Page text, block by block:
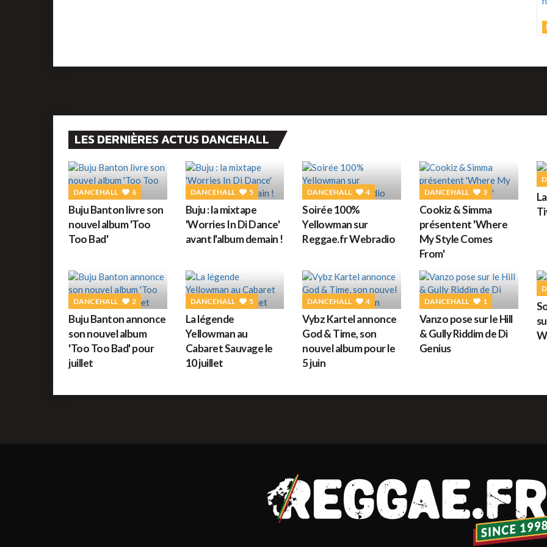
LES DERNIÈRES ACTUS DANCEHALL
DANCEHALL 6
Buju Banton livre son
nouvel album 'Too
Too Bad'
DANCEHALL 5
Buju : la mixtape
'Worries In Di Dance'
avant l'album demain !
DANCEHALL 4
Soirée 100%
Yellowman sur
Reggae.fr Webradio
DANCEHALL 3
Cookiz & Simma
présentent 'Where
My Style Comes
From'
DANCEHALL 2
Buju Banton annonce
son nouvel album
'Too Too Bad' pour
juillet
DANCEHALL 5
La légende
Yellowman au
Cabaret Sauvage le
10 juillet
DANCEHALL 4
Vybz Kartel annonce
God & Time, son
nouvel album pour le
5 juin
DANCEHALL 1
Vanzo pose sur le Hill
& Gully Riddim de Di
Genius